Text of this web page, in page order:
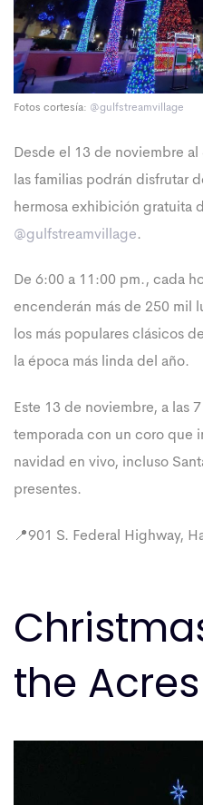
Fotos cortesía: @gulfstreamvillage
Desde el 13 de noviembre
las familias podrán disfrutar
hermosa exhibición gratuita
@gulfstreamvillage.
De 6:00 a 11:00 pm., cada
encenderán más de 250 mil
los más populares clásicos
la época más linda del año.
Este 13 de noviembre, a las
temporada con un coro que
navidad en vivo, incluso
presentes.
📍901 S. Federal Highway,
the Acres